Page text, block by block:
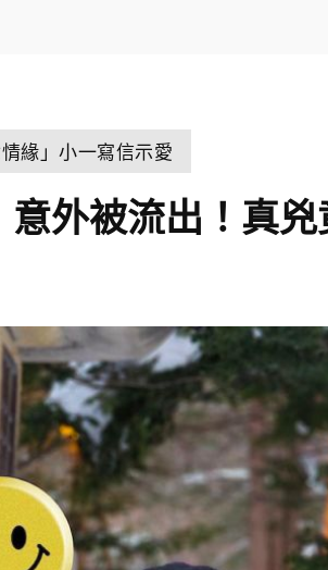
緣」小一寫信示愛
外被流出！真